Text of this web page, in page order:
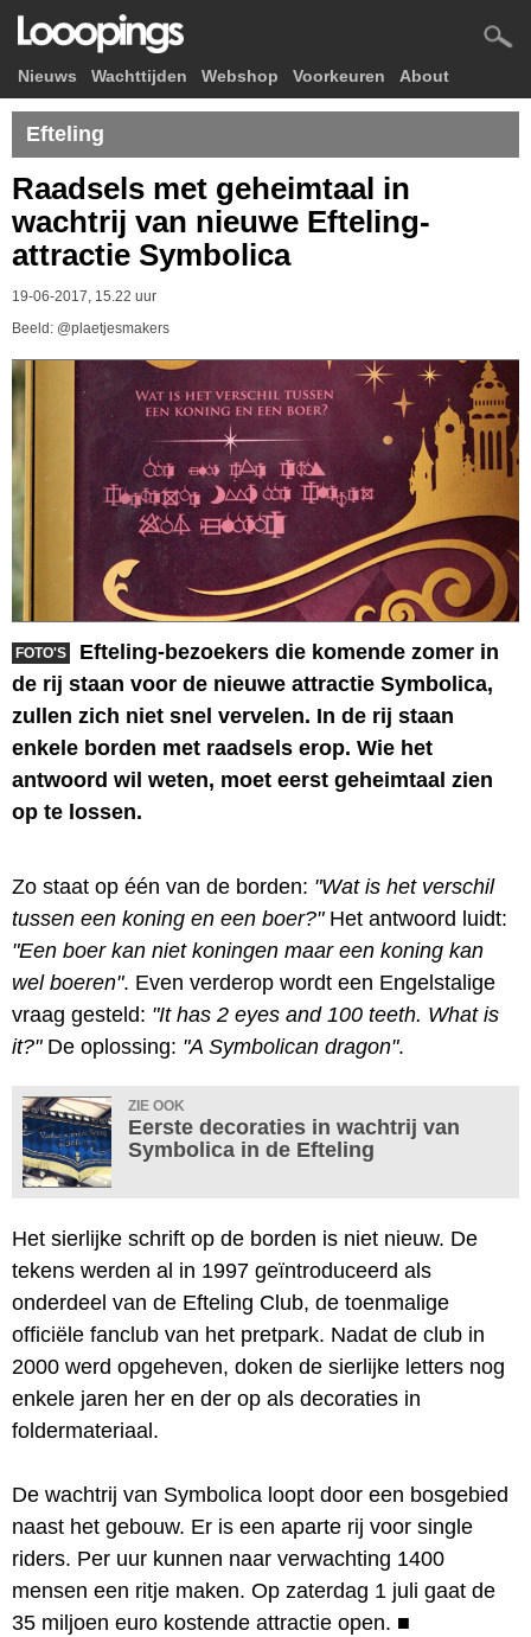
Nieuws Wachttijden Webshop Voorkeuren About
Efteling
Raadsels met geheimtaal in
wachtrij van nieuwe Efteling-
attractie Symbolica
19-06-2017, 15.22 uur
Beeld: @plaetjesmakers
FOTO'S
Efteling-bezoekers die komende zomer in
de rij staan voor de nieuwe attractie Symbolica,
zullen zich niet snel vervelen. In de rij staan
enkele borden met raadsels erop. Wie het
antwoord wil weten, moet eerst geheimtaal zien
op te lossen.
Zo staat op één van de borden: "Wat is het verschil
tussen een koning en een boer?"Het antwoord luidt:
"Een boer kan niet koningen maar een koning kan
wel boeren". Even verderop wordt een Engelstalige
vraag gesteld: "It has 2 eyes and 100 teeth. What is
it?"De oplossing: "A Symbolican dragon".
ZIE OOK
Eerste decoraties in wachtrij van
Symbolica in de Efteling
Het sierlijke schrift op de borden is niet nieuw. De
tekens werden al in 1997 geïntroduceerd als
onderdeel van de Efteling Club, de toenmalige
officiële fanclub van het pretpark. Nadat de club in
2000 werd opgeheven, doken de sierlijke letters nog
enkele jaren her en der op als decoraties in
foldermateriaal.
De wachtrij van Symbolica loopt door een bosgebied
naast het gebouw. Er is een aparte rij voor single
riders. Per uur kunnen naar verwachting 1400
mensen een ritje maken. Op zaterdag 1 juli gaat de
35 miljoen euro kostende attractie open. ■